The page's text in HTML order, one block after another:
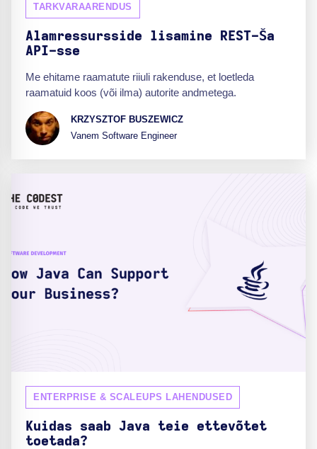
TARKVARAARENDUS
Alamressursside lisamine REST-Ša
API-sse
Me ehitame raamatute riiuli rakenduse, et loetleda
raamatuid koos (või ilma) autorite andmetega.
KRZYSZTOF BUSZEWICZ
Vanem Software Engineer
ENTERPRISE & SCALEUPS LAHENDUSED
Kuidas saab Java teie ettevõtet
toetada?